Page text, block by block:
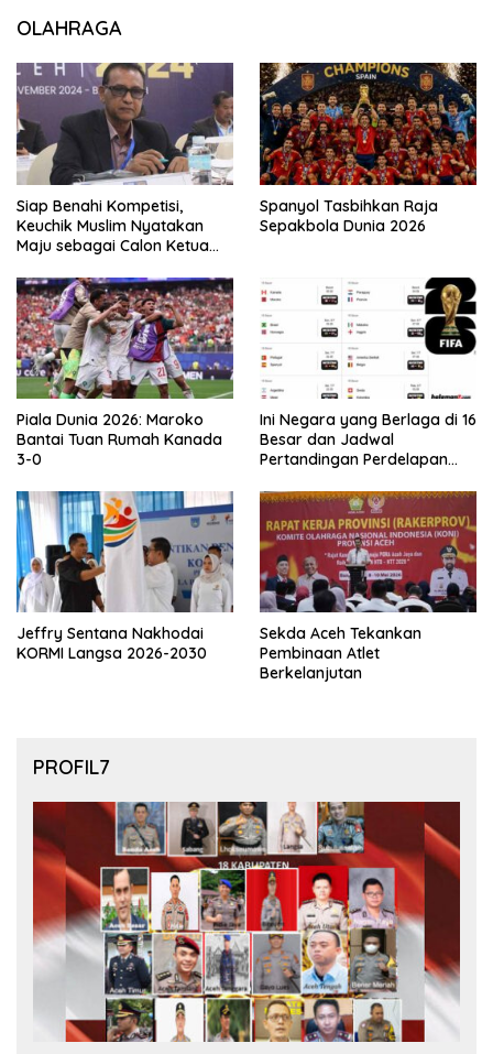
OLAHRAGA
Siap Benahi Kompetisi,
Keuchik Muslim Nyatakan
Maju sebagai Calon Ketua
Spanyol Tasbihkan Raja
Sepakbola Dunia 2026
Piala Dunia 2026: Maroko
Bantai Tuan Rumah Kanada
3-0
Ini Negara yang Berlaga di 16
Besar dan Jadwal
Pertandingan Perdelapan
Jeffry Sentana Nakhodai
KORMI Langsa 2026-2030
Sekda Aceh Tekankan
Pembinaan Atlet
Berkelanjutan
PROFIL7